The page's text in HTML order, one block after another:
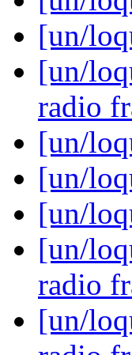
[un/
[un/
radio
[un/
[un/
[un/
[un/
radio
[un/